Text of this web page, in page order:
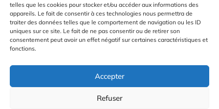
telles que les cookies pour stocker et/ou accéder aux informations des
appareils. Le fait de consentir à ces technologies nous permettra de
traiter des données telles que le comportement de navigation ou les ID
uniques sur ce site. Le fait de ne pas consentir ou de retirer son
consentement peut avoir un effet négatif sur certaines caractéristiques et
fonctions.
Accepter
Refuser
Gestion des Cookies